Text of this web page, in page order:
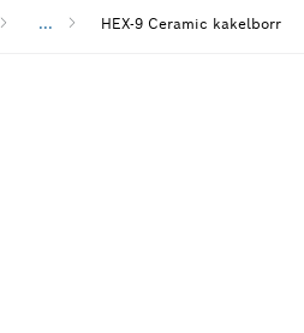
... HEX-9 Ceramic kakelborr